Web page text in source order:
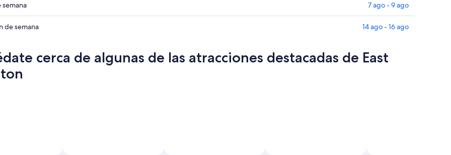
semana 7 ago - 9 ago
de semana 14 ago - 16 ago
cerca de algunas de las atracciones destacadas de East